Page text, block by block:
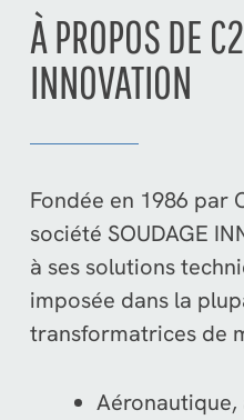
À PROPOS DE
INNOVATION
Fondée en 1986 par
société SOUDAGE
à ses solutions
imposée dans la
transformatrices de